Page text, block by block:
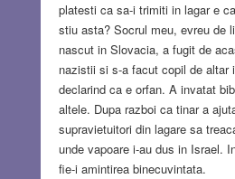
platesti ca sa-i trimiti in lagar e
stiu asta? Socrul meu, evreu de
nascut in Slovacia, a fugit de
nazistii si s-a facut copil de altar
declarind ca e orfan. A invatat
altele. Dupa razboi ca tinar a
supravietuitori din lagare sa
unde vapoare i-au dus in Israel.
fie-i amintirea binecuvintata.